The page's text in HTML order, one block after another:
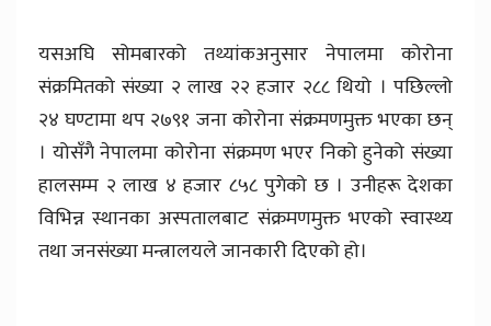
यसअघि सोमबारको तथ्यांकअनुसार नेपालमा कोरोना
संक्रमितको संख्या २ लाख २२ हजार २८८ थियो । पछिल्लो
२४ घण्टामा थप २७९१ जना कोरोना संक्रमणमुक्त भएका छन्
। योसँगै नेपालमा कोरोना संक्रमण भएर निको हुनेको संख्या
हालसम्म २ लाख ४ हजार ८५८ पुगेको छ । उनीहरू देशका
विभिन्न स्थानका अस्पतालबाट संक्रमणमुक्त भएको स्वास्थ्य
तथा जनसंख्या मन्त्रालयले जानकारी दिएको हो।